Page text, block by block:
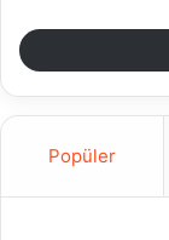
Popüler